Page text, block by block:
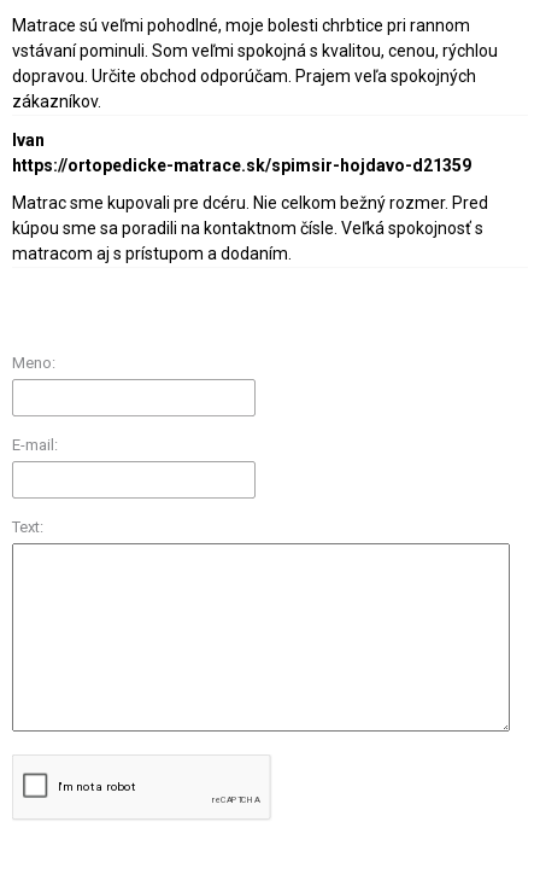
Matrace sú veľmi pohodlné, moje bolesti chrbtice pri rannom
vstávaní pominuli. Som veľmi spokojná s kvalitou, cenou, rýchlou
dopravou. Určite obchod odporúčam. Prajem veľa spokojných
zákazníkov.
Ivan
https://ortopedicke-matrace.sk/spimsir-hojdavo-d21359
Matrac sme kupovali pre dcéru. Nie celkom bežný rozmer. Pred
kúpou sme sa poradili na kontaktnom čísle. Veľká spokojnosť s
matracom aj s prístupom a dodaním.
Meno:
E-mail:
Text: